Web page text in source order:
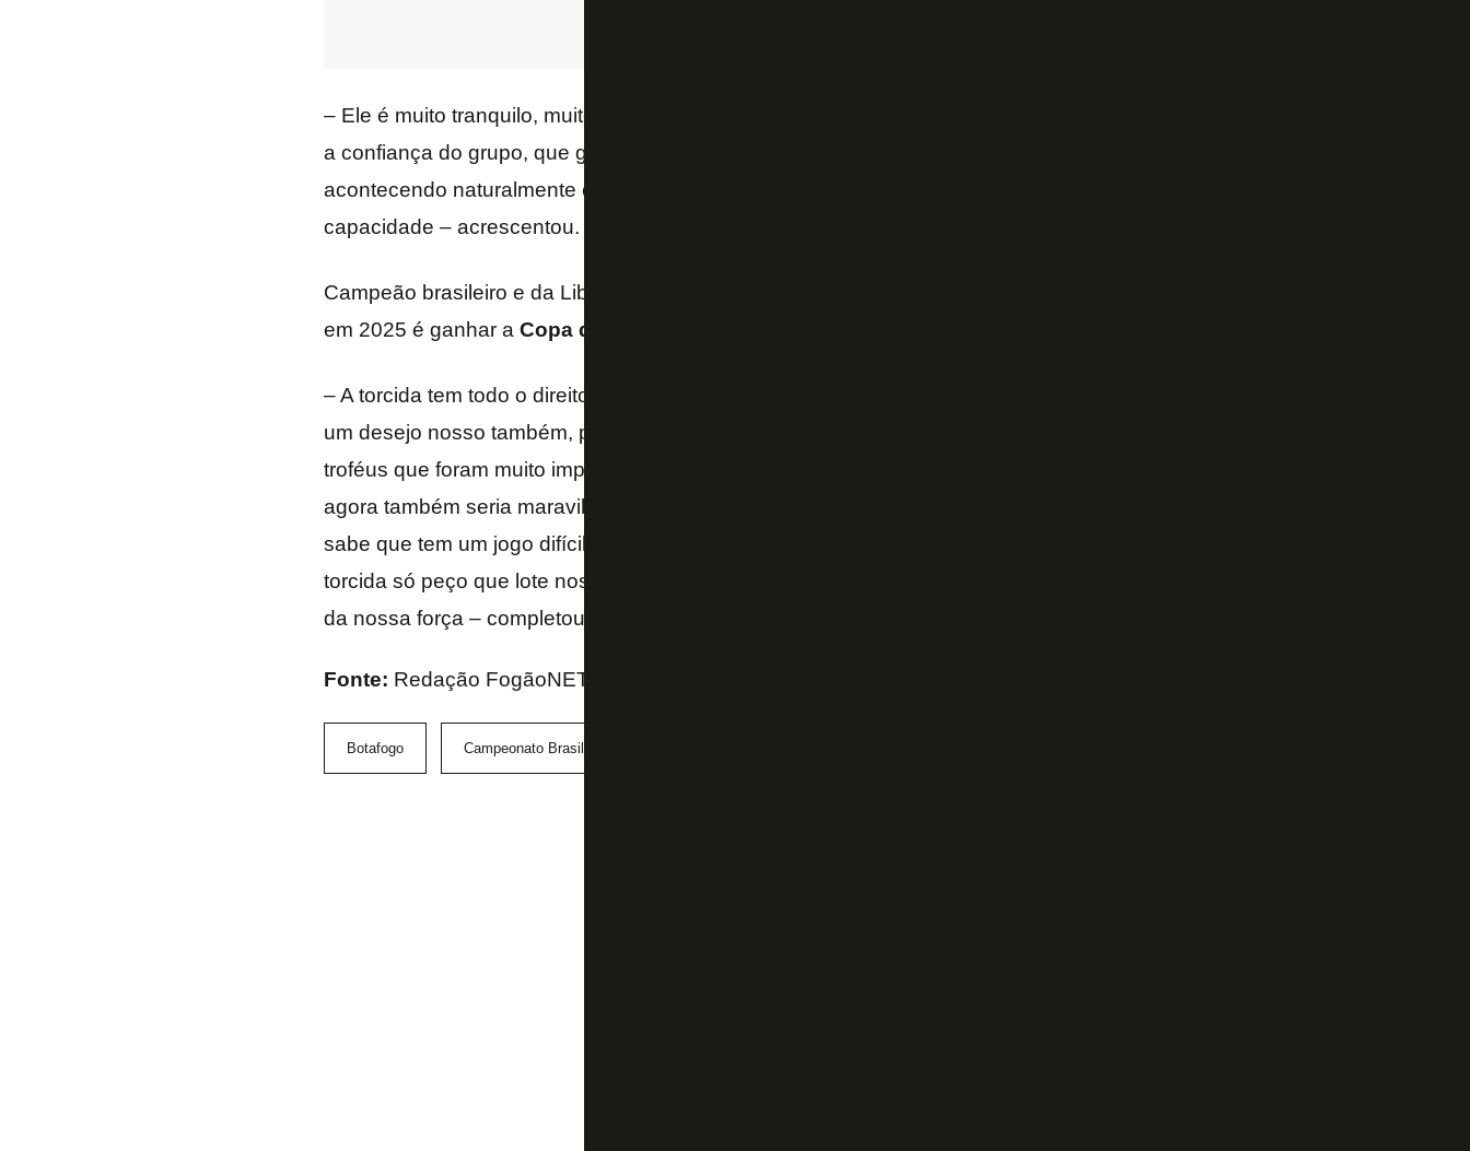
– Ele é muito tranquilo, muito transparente, desde o início direto com os jogadores, tem
a confiança do grupo, que gosta muito do trabalho dele também. As coisas estão
acontecendo naturalmente e estão dando certo, porque de fato ele tem muita
capacidade – acrescentou.
Campeão brasileiro e da Libertadores em 2024, Marçal sabe o que o sonho da torcida
em 2025 é ganhar a Copa do Brasil
– A torcida tem todo o direito, a gente sabe que é um desejo da nossa torcida, mas é
um desejo nosso também, porque a gente ano passado conseguiu levantar dois
troféus que foram muito importantes, como a Libertadores inédita. E a Copa do Brasil
agora também seria maravilhoso. Então, a gente vai em busca desse título, a gente
sabe que tem um jogo difícil pela frente, que é o jogo de volta contra o Vasco, mas à
torcida só peço que lote nosso estádio e que nos apoie, que a gente vai dar o máximo
da nossa força – completou.
Fonte: Redação FogãoNET
Botafogo Campeonato Brasileiro